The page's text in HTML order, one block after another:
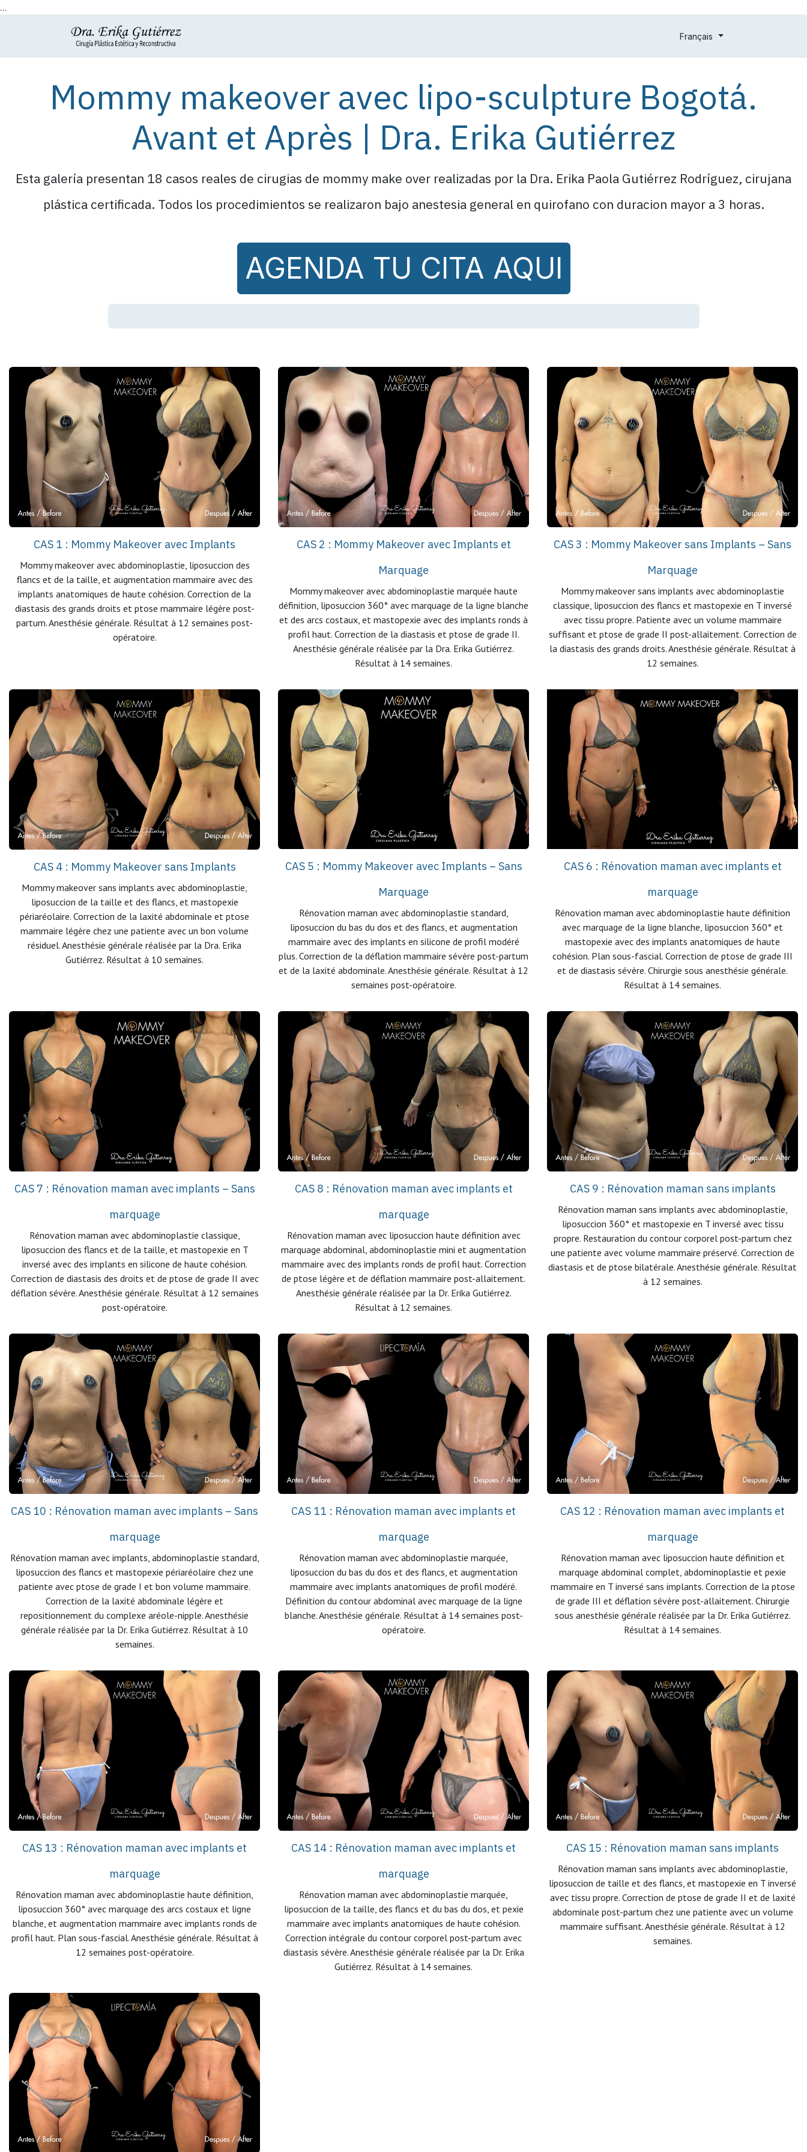
...
Dysforie de genre
Français
Mommy makeover avec lipo-sculpture Bogotá.
Avant et Après | Dra. Erika Gutiérrez
Esta galería presentan 18 casos reales de cirugias de mommy make over realizadas por la Dra. Erika Paola Gutiérrez Rodríguez, cirujana
plástica certificada. Todos los procedimientos se realizaron bajo anestesia general en quirofano con duracion mayor a 3 horas.
AGENDA TU CITA AQUI
CAS 1 : Mommy Makeover avec Implants
Mommy makeover avec abdominoplastie, liposuccion des
flancs et de la taille, et augmentation mammaire avec des
implants anatomiques de haute cohésion. Correction de la
diastasis des grands droits et ptose mammaire légère post-
partum. Anesthésie générale. Résultat à 12 semaines post-
opératoire.
CAS 2 : Mommy Makeover avec Implants et
Marquage
Mommy makeover avec abdominoplastie marquée haute
définition, liposuccion 360° avec marquage de la ligne blanche
et des arcs costaux, et mastopexie avec des implants ronds à
profil haut. Correction de la diastasis et ptose de grade II.
Anesthésie générale réalisée par la Dra. Erika Gutiérrez.
Résultat à 14 semaines.
CAS 3 : Mommy Makeover sans Implants – Sans
Marquage
Mommy makeover sans implants avec abdominoplastie
classique, liposuccion des flancs et mastopexie en T inversé
avec tissu propre. Patiente avec un volume mammaire
suffisant et ptose de grade II post-allaitement. Correction de
la diastasis des grands droits. Anesthésie générale. Résultat à
12 semaines.
CAS 4 : Mommy Makeover sans Implants
Mommy makeover sans implants avec abdominoplastie,
liposuccion de la taille et des flancs, et mastopexie
périaréolaire. Correction de la laxité abdominale et ptose
mammaire légère chez une patiente avec un bon volume
résiduel. Anesthésie générale réalisée par la Dra. Erika
Gutiérrez. Résultat à 10 semaines.
CAS 5 : Mommy Makeover avec Implants – Sans
Marquage
Rénovation maman avec abdominoplastie standard,
liposuccion du bas du dos et des flancs, et augmentation
mammaire avec des implants en silicone de profil modéré
plus. Correction de la déflation mammaire sévère post-partum
et de la laxité abdominale. Anesthésie générale. Résultat à 12
semaines post-opératoire.
CAS 6 : Rénovation maman avec implants et
marquage
Rénovation maman avec abdominoplastie haute définition
avec marquage de la ligne blanche, liposuccion 360° et
mastopexie avec des implants anatomiques de haute
cohésion. Plan sous-fascial. Correction de ptose de grade III
et de diastasis sévère. Chirurgie sous anesthésie générale.
Résultat à 14 semaines.
CAS 7 : Rénovation maman avec implants – Sans
marquage
Rénovation maman avec abdominoplastie classique,
liposuccion des flancs et de la taille, et mastopexie en T
inversé avec des implants en silicone de haute cohésion.
Correction de diastasis des droits et de ptose de grade II avec
déflation sévère. Anesthésie générale. Résultat à 12 semaines
post-opératoire.
CAS 8 : Rénovation maman avec implants et
marquage
Rénovation maman avec liposuccion haute définition avec
marquage abdominal, abdominoplastie mini et augmentation
mammaire avec des implants ronds de profil haut. Correction
de ptose légère et de déflation mammaire post-allaitement.
Anesthésie générale réalisée par la Dr. Erika Gutiérrez.
Résultat à 12 semaines.
CAS 9 : Rénovation maman sans implants
Rénovation maman sans implants avec abdominoplastie,
liposuccion 360° et mastopexie en T inversé avec tissu
propre. Restauration du contour corporel post-partum chez
une patiente avec volume mammaire préservé. Correction de
diastasis et de ptose bilatérale. Anesthésie générale. Résultat
à 12 semaines.
CAS 10 : Rénovation maman avec implants – Sans
marquage
Rénovation maman avec implants, abdominoplastie standard,
liposuccion des flancs et mastopexie périaréolaire chez une
patiente avec ptose de grade I et bon volume mammaire.
Correction de la laxité abdominale légère et
repositionnement du complexe aréole-nipple. Anesthésie
générale réalisée par la Dr. Erika Gutiérrez. Résultat à 10
semaines.
CAS 11 : Rénovation maman avec implants et
marquage
Rénovation maman avec abdominoplastie marquée,
liposuccion du bas du dos et des flancs, et augmentation
mammaire avec implants anatomiques de profil modéré.
Définition du contour abdominal avec marquage de la ligne
blanche. Anesthésie générale. Résultat à 14 semaines post-
opératoire.
CAS 12 : Rénovation maman avec implants et
marquage
Rénovation maman avec liposuccion haute définition et
marquage abdominal complet, abdominoplastie et pexie
mammaire en T inversé sans implants. Correction de la ptose
de grade III et déflation sévère post-allaitement. Chirurgie
sous anesthésie générale réalisée par la Dr. Erika Gutiérrez.
Résultat à 14 semaines.
CAS 13 : Rénovation maman avec implants et
marquage
Rénovation maman avec abdominoplastie haute définition,
liposuccion 360° avec marquage des arcs costaux et ligne
blanche, et augmentation mammaire avec implants ronds de
profil haut. Plan sous-fascial. Anesthésie générale. Résultat à
12 semaines post-opératoire.
CAS 14 : Rénovation maman avec implants et
marquage
Rénovation maman avec abdominoplastie marquée,
liposuccion de la taille, des flancs et du bas du dos, et pexie
mammaire avec implants anatomiques de haute cohésion.
Correction intégrale du contour corporel post-partum avec
diastasis sévère. Anesthésie générale réalisée par la Dr. Erika
Gutiérrez. Résultat à 14 semaines.
CAS 15 : Rénovation maman sans implants
Rénovation maman sans implants avec abdominoplastie,
liposuccion de taille et des flancs, et mastopexie en T inversé
avec tissu propre. Correction de ptose de grade II et de laxité
abdominale post-partum chez une patiente avec un volume
mammaire suffisant. Anesthésie générale. Résultat à 12
semaines.